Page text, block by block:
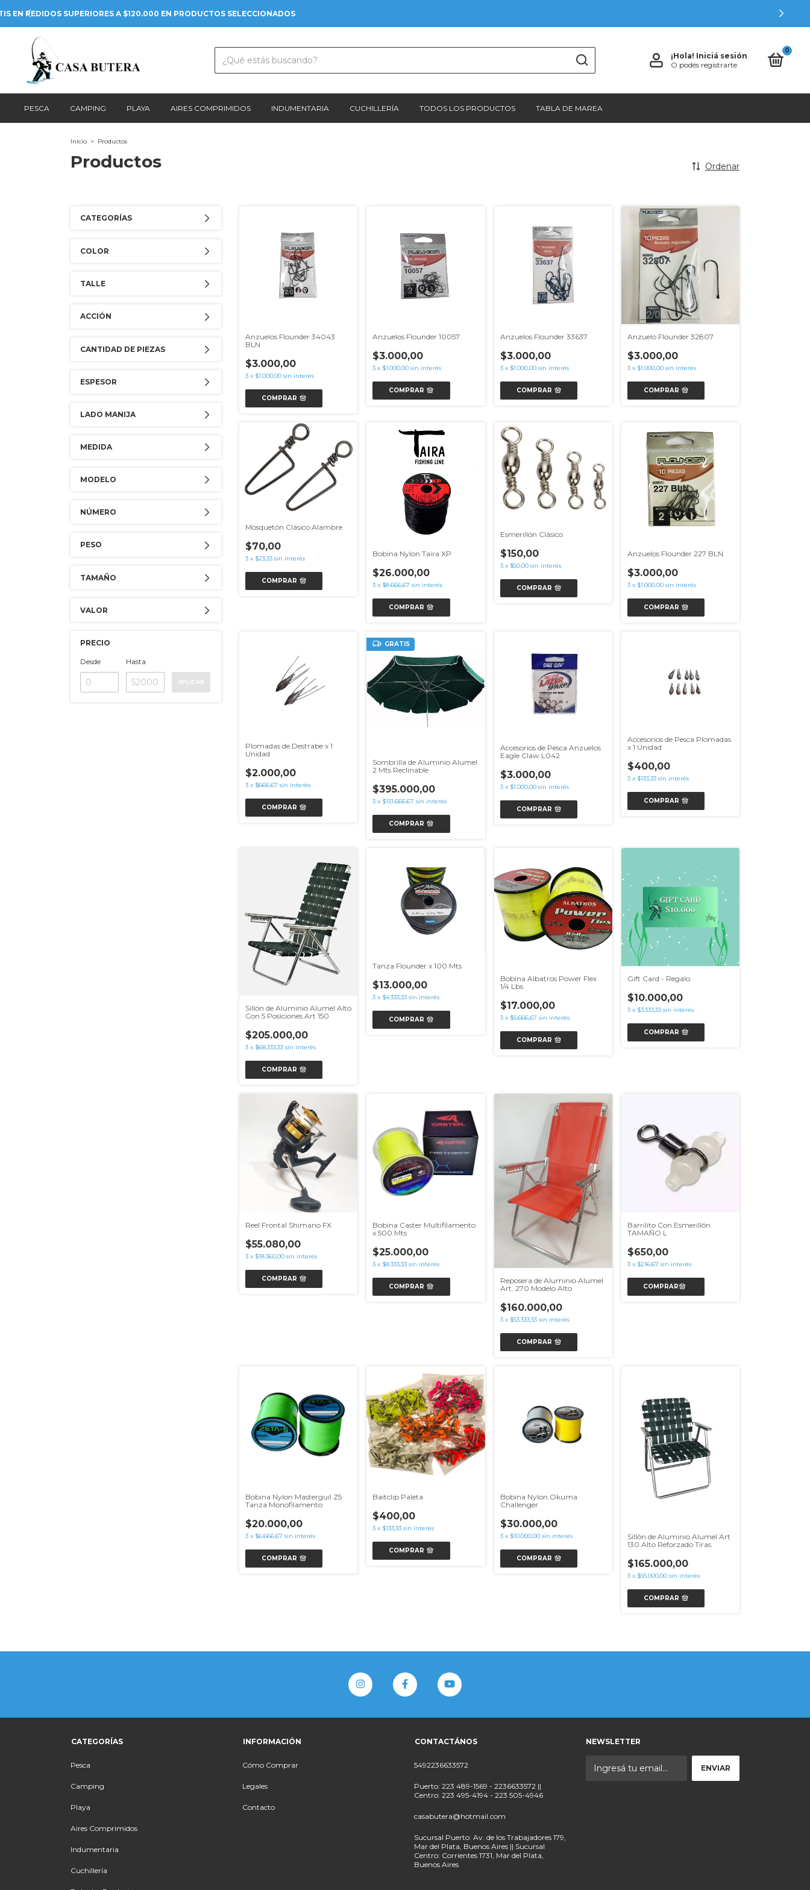
¡Hola! Iniciá sesión
O podés registrarte
0
PESCA CAMPING PLAYA AIRES COMPRIMIDOS INDUMENTARIA CUCHILLERÍA TODOS LOS PRODUCTOS TABLA DE MAREA
Inicio > Productos
Productos Ordenar
CATEGORÍAS
COLOR
TALLE
ACCIÓN
CANTIDAD DE PIEZAS
ESPESOR
LADO MANIJA
MEDIDA
MODELO
NÚMERO
PESO
TAMAÑO
VALOR
PRECIO
Desde Hasta
APLICAR
Anzuelos Flounder 34043
BLN
$3.000,00
3 x $1.000,00 sin interés
COMPRAR
Anzuelos Flounder 10057
$3.000,00
3 x $1.000,00 sin interés
COMPRAR
Anzuelos Flounder 33637
$3.000,00
3 x $1.000,00 sin interés
COMPRAR
Anzuelo Flounder 32807
$3.000,00
3 x $1.000,00 sin interés
COMPRAR
Mosquetón Clásico Alambre
$70,00
3 x $23,33 sin interés
COMPRAR
Bobina Nylon Taira XP
$26.000,00
3 x $8.666,67 sin interés
COMPRAR
Esmerillón Clásico
$150,00
3 x $50,00 sin interés
COMPRAR
Anzuelos Flounder 227 BLN
$3.000,00
3 x $1.000,00 sin interés
COMPRAR
Plomadas de Destrabe x 1
Unidad
$2.000,00
3 x $666,67 sin interés
COMPRAR
GRATIS
Sombrilla de Aluminio Alumel
2 Mts Reclinable
$395.000,00
3 x $131.666,67 sin interés
COMPRAR
Accesorios de Pesca Anzuelos
Eagle Claw L042
$3.000,00
3 x $1.000,00 sin interés
COMPRAR
Accesorios de Pesca Plomadas
x 1 Unidad
$400,00
3 x $133,33 sin interés
COMPRAR
Sillón de Aluminio Alumel Alto
Con 5 Posiciones Art 150
$205.000,00
3 x $68.333,33 sin interés
COMPRAR
Tanza Flounder x 100 Mts
$13.000,00
3 x $4.333,33 sin interés
COMPRAR
Bobina Albatros Power Flex
1/4 Lbs
$17.000,00
3 x $5.666,67 sin interés
COMPRAR
Gift Card - Regalo
$10.000,00
3 x $3.333,33 sin interés
COMPRAR
Reel Frontal Shimano FX
$55.080,00
3 x $18.360,00 sin interés
COMPRAR
Bobina Caster Multifilamento
x 500 Mts
$25.000,00
3 x $8.333,33 sin interés
COMPRAR
Reposera de Aluminio Alumel
Art. 270 Modelo Alto
$160.000,00
3 x $53.333,33 sin interés
COMPRAR
Barrilito Con Esmerillón
TAMAÑO L
$650,00
3 x $216,67 sin interés
Bobina Nylon Masterguil Z5
Tanza Monofilamento
$20.000,00
3 x $6.666,67 sin interés
COMPRAR
Baitclip Paleta
$400,00
3 x $133,33 sin interés
COMPRAR
Bobina Nylon Okuma
Challenger
$30.000,00
3 x $10.000,00 sin interés
COMPRAR
Sillón de Aluminio Alumel Art
130 Alto Reforzado Tiras
$165.000,00
3 x $55.000,00 sin interés
COMPRAR
CATEGORÍAS
Pesca
Camping
Playa
Aires Comprimidos
Indumentaria
Cuchillería
INFORMACIÓN
Cómo Comprar
Legales
Contacto
CONTACTÁNOS
5492236633572
Puerto: 223 489-1569 - 2236633572 ||
Centro: 223 495-4194 - 223 505-4946
casabutera@hotmail.com
Sucursal Puerto: Av. de los Trabajadores 179,
Mar del Plata, Buenos Aires || Sucursal
Centro: Corrientes 1731, Mar del Plata,
Buenos Aires
NEWSLETTER